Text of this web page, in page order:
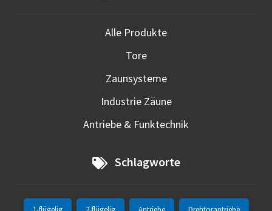
Alle Produkte
Tore
Zaunsysteme
Industrie Zäune
Antriebe & Funktechnik
Schlagworte